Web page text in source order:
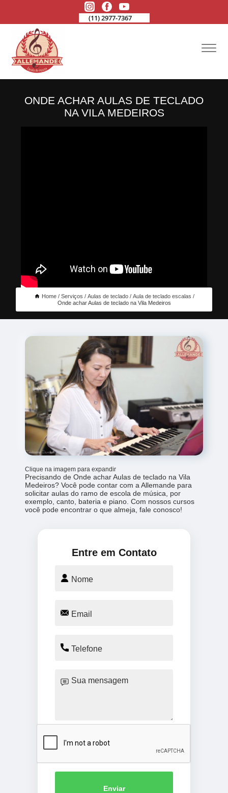
(11) 2977-7367
ONDE ACHAR AULAS DE TECLADO
NA VILA MEDEIROS
Home Serviços Aulas de teclado
Aula de teclado escalas
Onde achar Aulas de teclado na Vila Medeiros
Clique na imagem para expandir
Precisando de Onde achar Aulas de teclado na Vila
Medeiros? Você pode contar com a Allemande para
solicitar aulas do ramo de escola de música, por
exemplo, canto, bateria e piano. Com nossos cursos
você pode encontrar o que almeja, fale conosco!
Entre em Contato
Enviar